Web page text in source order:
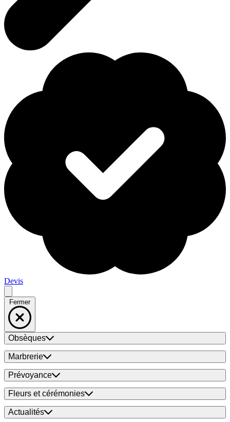
Devis
Fermer
Obsèques
Marbrerie
Prévoyance
Fleurs et cérémonies
Actualités